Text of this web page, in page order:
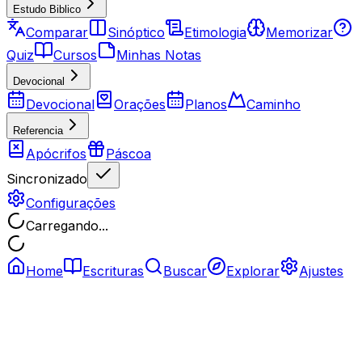
Estudo Biblico
Comparar Sinóptico Etimologia
Memorizar
Quiz
Cursos Minhas Notas
Devocional
Devocional Orações Planos Caminho
Referencia
Apócrifos
Páscoa
Sincronizado
Configurações
Carregando...
Home Escrituras Buscar Explorar Ajustes